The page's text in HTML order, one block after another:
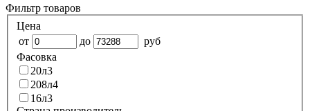
Фильтр товаров
Цена
от
до
руб
Фасовка
20л3
208л4
16л3